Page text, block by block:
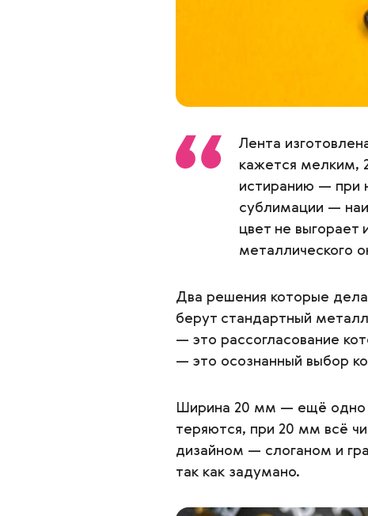
Лента
кажется мелким,
истиранию — при
сублимации —
цвет не выгорает
металлического
Два решения которые
берут стандартный
— это рассогласование
— это осознанный выбор
Ширина 20 мм — ещё одно
теряются, при 20 мм всё
дизайном — слоганом и
так как задумано.